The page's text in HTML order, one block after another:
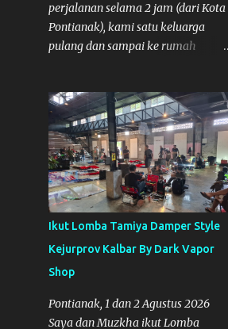
Agustus
34
Juli
Mei
26
April
17
Maret
10
Februari
10
Januari
16
47
Oktober
perjalanan selama 2 jam (dari Kota
Pontianak), kami satu keluarga
pulang dan sampai ke rumah
membuka paket yang datang dari
Kalimantan Selatan. Tamiya IDC
Ikut Lomba Tamiya Damper Style
Kejurprov Kalbar By Dark Vapor
Shop
Pontianak, 1 dan 2 Agustus 2026
Saya dan Muzkha ikut Lomba